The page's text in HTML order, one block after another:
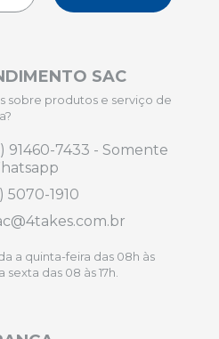
SAC
sobre produtos e serviço de
91460-7433 - Somente
5070-1910
a quinta-feira das 08h às
sexta das 08 às 17h.